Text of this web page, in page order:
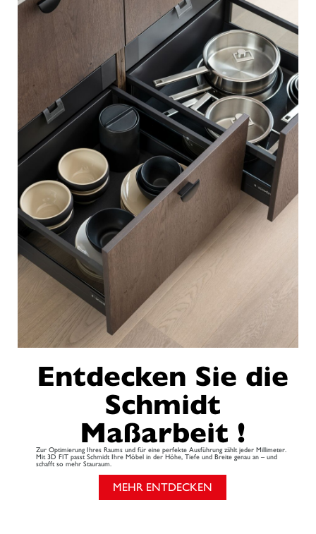
Entdecken Sie die
Schmidt
Maßarbeit !
Zur Optimierung Ihres Raums und für eine perfekte Ausführung zählt jeder Millimeter.
Mit 3D FIT passt Schmidt Ihre Möbel in der Höhe, Tiefe und Breite genau an – und
schafft so mehr Stauraum.
MEHR ENTDECKEN